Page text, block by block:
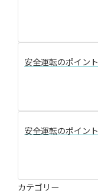
安全運転のポイント
安全運転のポイント
カテゴリー